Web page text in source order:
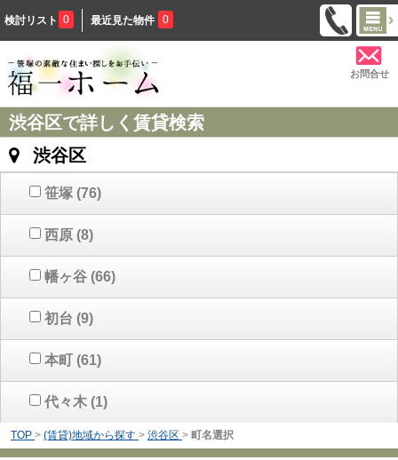
検討リスト 0 最近見た物件 0
お問合せ
渋谷区で詳しく賃貸検索
渋谷区
笹塚 (76)
西原 (8)
幡ヶ谷 (66)
初台 (9)
本町 (61)
代々木 (1)
TOP > (賃貸)地域から探す > 渋谷区 > 町名選択